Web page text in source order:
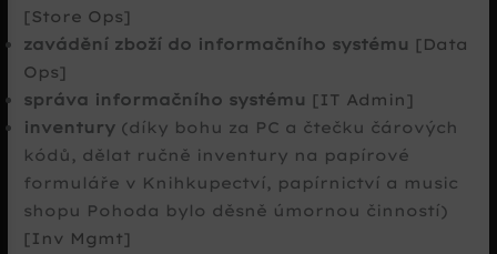
[Store Ops]
zavádění zboží do informačního systému [Data
Ops]
správa informačního systému [IT Admin]
inventury (díky bohu za PC a čtečku čárových
kódů, dělat ručně inventury na papírové
formuláře v Knihkupectví, papírnictví a music
shopu Pohoda bylo děsně úmornou činností)
[Inv Mgmt]